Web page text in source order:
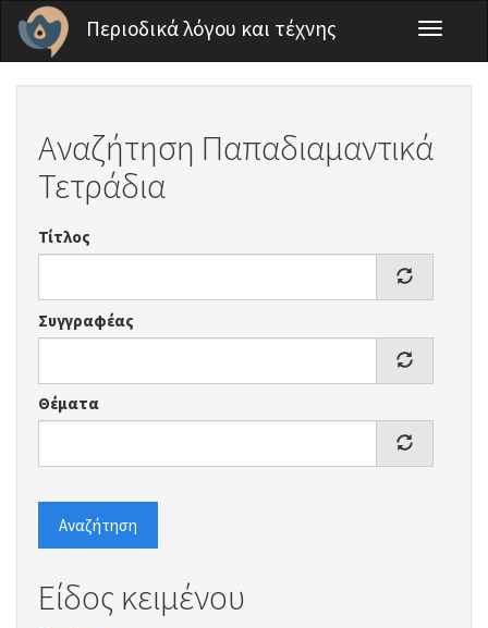
Παράκαμψη προς το κυρίως περιεχόμενο
Περιοδικά λόγου και τέχνης
Toggle
Αναζήτηση Παπαδιαμαντικά
Τετράδια
Τίτλος
Συγγραφέας
Θέματα
Αναζήτηση
Είδος κειμένου